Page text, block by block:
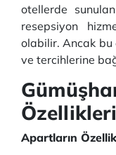
otellerde
resepsiyon
olabilir. Ancak bu
ve tercihlerine
Özellikleri
Apartların